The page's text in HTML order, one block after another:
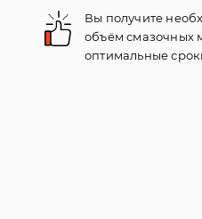
Вы получите
объём смазочных
оптимальные